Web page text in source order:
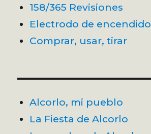
158/365 Revisiones
Electrodo de encendido
Comprar, usar, tirar
Alcorlo, mi pueblo
La Fiesta de Alcorlo